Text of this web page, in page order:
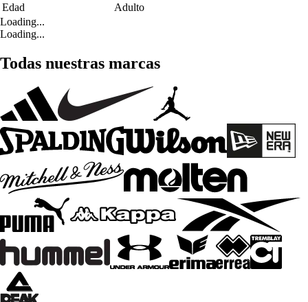
Edad
Adulto
Loading...
Loading...
Todas nuestras marcas